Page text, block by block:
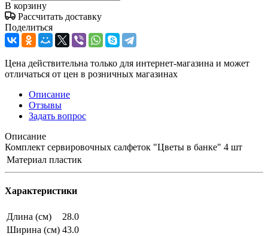
В корзину
Рассчитать доставку
Поделиться
Цена действительна только для интернет-магазина и может
отличаться от цен в розничных магазинах
Описание
Отзывы
Задать вопрос
Описание
Комплект сервировочных салфеток "Цветы в банке" 4 шт
Материал пластик
Характеристики
Длина (см)
28.0
Ширина (см) 43.0